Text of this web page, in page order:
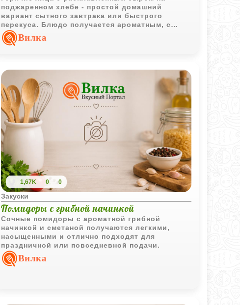
поджаренном хлебе - простой домашний
вариант сытного завтрака или быстрого
перекуса. Блюдо получается ароматным, с
хрустящей основой и мягкой сырной начинкой.
Вилка
1,67K 0 0
Закуски
Помидоры с грибной начинкой
Сочные помидоры с ароматной грибной
начинкой и сметаной получаются легкими,
насыщенными и отлично подходят для
праздничной или повседневной подачи.
Вилка